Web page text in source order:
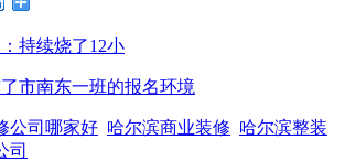
持续烧了12小
市南东一班的报名环境
公司哪家好 哈尔滨商业装修 哈尔滨整装
司